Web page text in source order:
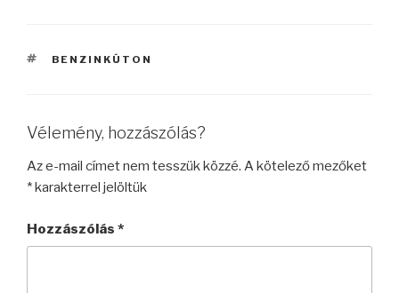
CÍMKÉK
BENZINKÚTON
Vélemény, hozzászólás?
Az e-mail címet nem tesszük közzé. A kötelező mezőket
* karakterrel jelöltük
Hozzászólás *